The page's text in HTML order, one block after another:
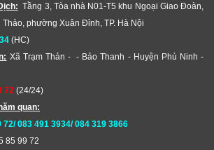
Tầng 3, Tòa nhà N01-T5 khu Ngoại Giao Đoàn,
phường Xuân Đỉnh, TP. Hà Nội
(HC)
Xã Trạm Thản - - Bảo Thanh - Huyện Phù Ninh -
72 (24/24)
quan:
72/ 083 491 3934/ 084 319 3866
85 99 72